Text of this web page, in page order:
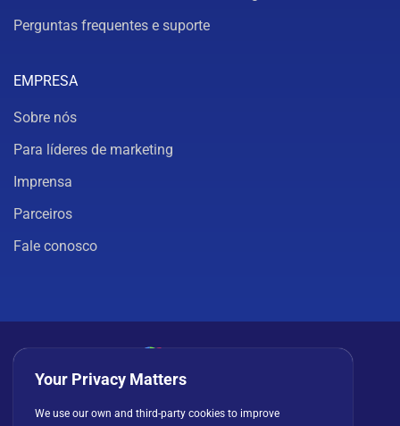
Perguntas frequentes e suporte
EMPRESA
Sobre nós
Para líderes de marketing
Imprensa
Parceiros
Fale conosco
Política de privacidade Cookies
Your Privacy Matters
We use our own and third-party cookies to improve